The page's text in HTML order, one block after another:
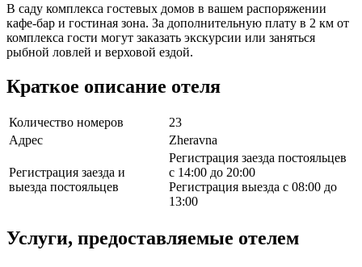
В саду комплекса гостевых домов в вашем распоряжении
кафе-бар и гостиная зона. За дополнительную плату в 2 км от
комплекса гости могут заказать экскурсии или заняться
рыбной ловлей и верховой ездой.
Краткое описание отеля
Количество номеров
23
Адрес
Zheravna
Регистрация заезда и
выезда постояльцев
Регистрация заезда постояльцев
с 14:00 до 20:00
Регистрация выезда с 08:00 до
13:00
Услуги, предоставляемые отелем